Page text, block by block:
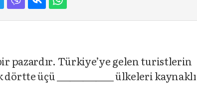
pazardır. Türkiye’ye gelen turistlerin
üçü _____________ ülkeleri